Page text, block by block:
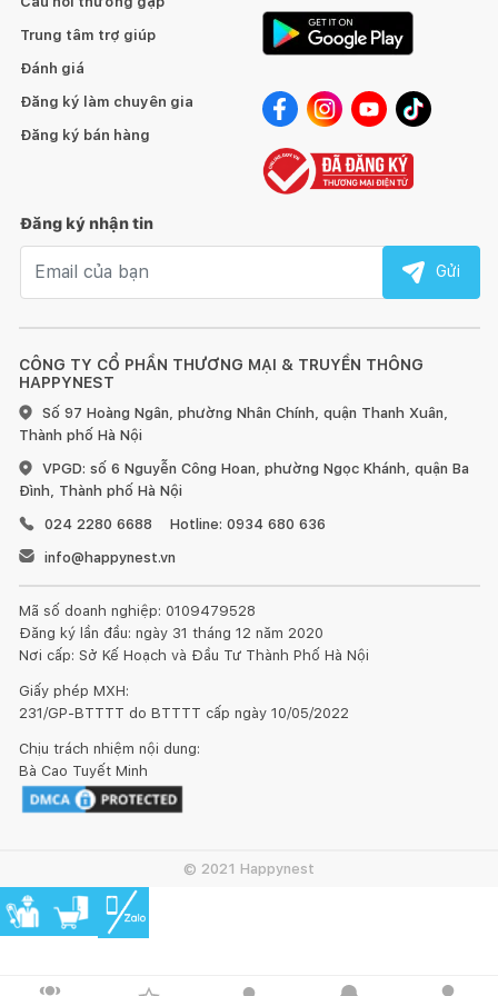
• Chọn nệm phù hợp với kích cỡ giường ngủ.
• Đặt nệm ở nơi khô ráo, thoáng mát, tránh xa nguồn nhiệt
• Trang bị tấm ga bảo vệ nệm có khả năng chống thấm, chống
trầy xước giúp nệm mới như ban đầu.
biết dạng khung sườn nệm.
• Vệ sinh nệm thường xuyên với các chất hóa học có độ tẩy
vừa phải
☘️ Nguồn gốc xuất xứ
☘️ Bảo hành 10 năm
bảo hành được tính bắt đầu từ lúc quý khách nhận được sản
phẩm và áp dụng cho 10 năm đầu sử dụng.
CÔNG TY CỔ PHẦN THƯƠNG MẠI & TRUYỀN THÔNG
HAPPYNEST
Số 97 Hoàng Ngân, phường Nhân Chính, quận Thanh Xuân,
Thành phố Hà Nội
VPGD: số 6 Nguyễn Công Hoan, phường Ngọc Khánh, quận Ba
Đình, Thành phố Hà Nội
024 2280 6688
Hotline: 0934 680 636
info@happynest.vn
Mã số doanh nghiệp: 0109479528
Đăng ký lần đầu: ngày 31 tháng 12 năm 2020
Nơi cấp: Sở Kế Hoạch và Đầu Tư Thành Phố Hà Nội
Giấy phép MXH:
231/GP-BTTTT do BTTTT cấp ngày 10/05/2022
Chịu trách nhiệm nội dung:
Bà Cao Tuyết Minh
Trung tâm trợ giúp
Đánh giá
Đăng ký làm chuyên gia
Đăng ký bán hàng
Đăng ký nhận tin
Gửi
© 2021 Happynest